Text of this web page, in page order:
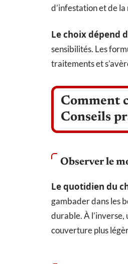
d’infestation et de
Le choix dépend
sensibilités. Les
traitements et
Comment
Conseils
Observer le
Le quotidien du
gambader dans les
durable. À
couverture plus